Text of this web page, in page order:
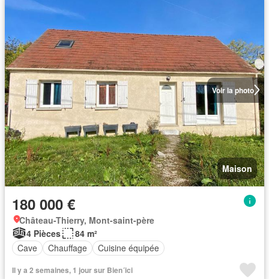
Voir la photo
Maison
180 000 €
Château-Thierry, Mont-saint-père
4 Pièces
84 m²
Cave
Chauffage Cuisine équipée
Il y a 2 semaines, 1 jour sur Bien´ici